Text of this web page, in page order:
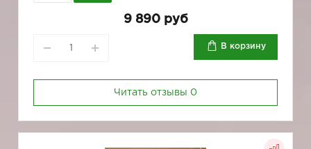
9 890 руб
В корзину
Читать отзывы 0